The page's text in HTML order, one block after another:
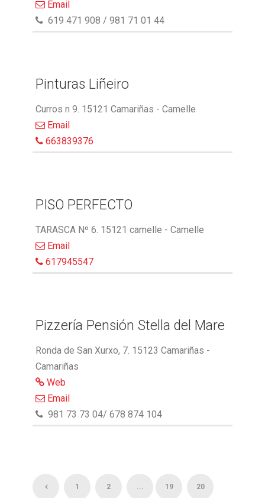
Email
619 471 908 / 981 71 01 44
Pinturas Liñeiro
Curros n 9. 15121 Camariñas - Camelle
Email
663839376
PISO PERFECTO
TARASCA Nº 6. 15121 camelle - Camelle
Email
617945547
Pizzería Pensión Stella del Mare
Ronda de San Xurxo, 7. 15123 Camariñas -
Camariñas
Web
Email
981 73 73 04/ 678 874 104
1 2 ... 19 20